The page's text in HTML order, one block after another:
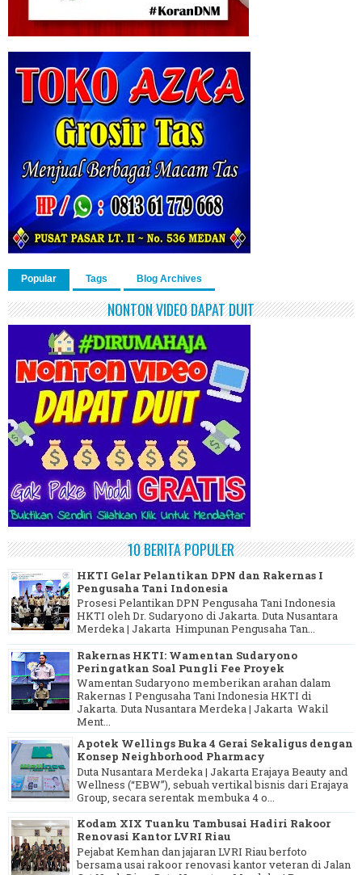
Popular Tags Blog Archives
NONTON VIDEO DAPAT DUIT
10 BERITA POPULER
HKTI Gelar Pelantikan DPN dan Rakernas I
Pengusaha Tani Indonesia
Prosesi Pelantikan DPN Pengusaha Tani Indonesia
HKTI oleh Dr. Sudaryono di Jakarta. Duta Nusantara
Merdeka | Jakarta Himpunan Pengusaha Tan...
Rakernas HKTI: Wamentan Sudaryono
Peringatkan Soal Pungli Fee Proyek
Wamentan Sudaryono memberikan arahan dalam
Rakernas I Pengusaha Tani Indonesia HKTI di
Jakarta. Duta Nusantara Merdeka | Jakarta Wakil
Ment...
Apotek Wellings Buka 4 Gerai Sekaligus dengan
Konsep Neighborhood Pharmacy
Duta Nusantara Merdeka | Jakarta Erajaya Beauty and
Wellness (“EBW”), sebuah vertikal bisnis dari Erajaya
Group, secara serentak membuka 4 o...
Kodam XIX Tuanku Tambusai Hadiri Rakoor
Renovasi Kantor LVRI Riau
Pejabat Kemhan dan jajaran LVRI Riau berfoto
bersama usai rakoor renovasi kantor veteran di Jalan